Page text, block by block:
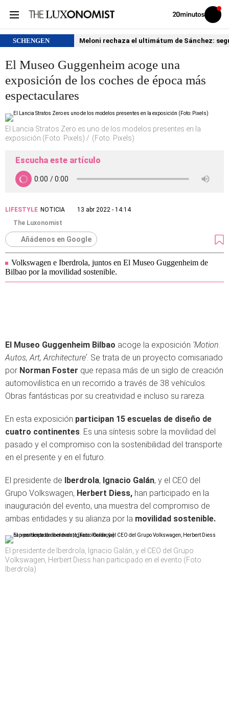
Volver
Iniciar
sesión
SCHENGEN Meloni rechaza el ultimátum de Sánchez:
El Museo Guggenheim acoge una
exposición de los coches de época más
espectaculares
El Lancia Stratos Zero es uno de los modelos presentes en la
exposición (Foto: Pixels)
(Foto: Pixels)
Escucha este artículo
LIFESTYLE NOTICIA
13 abr 2022 - 14:14
The Luxonomist
Añádenos en Google
Volkswagen e Iberdrola, juntos en El Museo Guggenheim de
Bilbao por la movilidad sostenible.
El Museo Guggenheim Bilbao acoge la exposición ‘Motion.
Autos, Art, Architecture’. Se trata de un proyecto comisariado
por Norman Foster que repasa más de un siglo de creación
automovilística en un recorrido a través de 38 vehículos.
Obras fantásticas por su creatividad e incluso su rareza.
En esta exposición participan 15 escuelas de diseño de
cuatro continentes. Es una síntesis sobre la movilidad del
pasado y el compromiso con la sostenibilidad del transporte
en el presente y en el futuro.
El presidente de Iberdrola, Ignacio Galán, y el CEO del
Grupo Volkswagen, Herbert Diess, han participado en la
inauguración del evento, una muestra del compromiso de
ambas entidades y su alianza por la movilidad sostenible.
El presidente de Iberdrola, Ignacio Galán, y el CEO del Grupo
Volkswagen, Herbert Diess han participado en el evento (Foto:
Iberdrola)